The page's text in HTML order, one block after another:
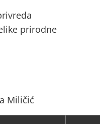
prirodne
Miličić